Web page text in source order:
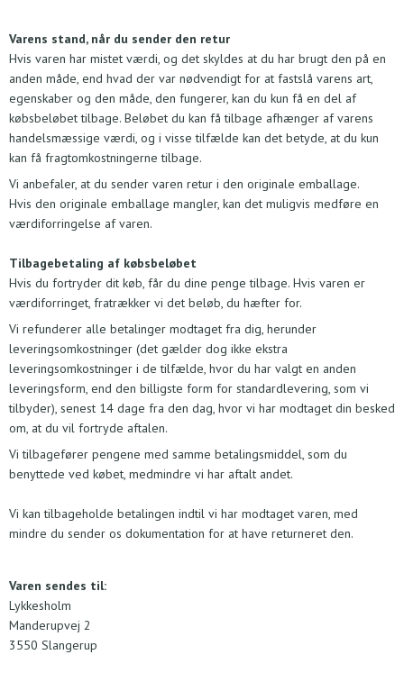
Varens stand, når du sender den retur
Hvis varen har mistet værdi, og det skyldes at du har brugt den på en
anden måde, end hvad der var nødvendigt for at fastslå varens art,
egenskaber og den måde, den fungerer, kan du kun få en del af
købsbeløbet tilbage. Beløbet du kan få tilbage afhænger af varens
handelsmæssige værdi, og i visse tilfælde kan det betyde, at du kun
kan få fragtomkostningerne tilbage.
Vi anbefaler, at du sender varen retur i den originale emballage.
Hvis den originale emballage mangler, kan det muligvis medføre en
værdiforringelse af varen.
Tilbagebetaling af købsbeløbet
Hvis du fortryder dit køb, får du dine penge tilbage. Hvis varen er
værdiforringet, fratrækker vi det beløb, du hæfter for.
Vi refunderer alle betalinger modtaget fra dig, herunder
leveringsomkostninger (det gælder dog ikke ekstra
leveringsomkostninger i de tilfælde, hvor du har valgt en anden
leveringsform, end den billigste form for standardlevering, som vi
tilbyder), senest 14 dage fra den dag, hvor vi har modtaget din besked
om, at du vil fortryde aftalen.
Vi tilbagefører pengene med samme betalingsmiddel, som du
benyttede ved købet, medmindre vi har aftalt andet.
Vi kan tilbageholde betalingen indtil vi har modtaget varen, med
mindre du sender os dokumentation for at have returneret den.
Varen sendes til:
Lykkesholm
Manderupvej 2
3550 Slangerup